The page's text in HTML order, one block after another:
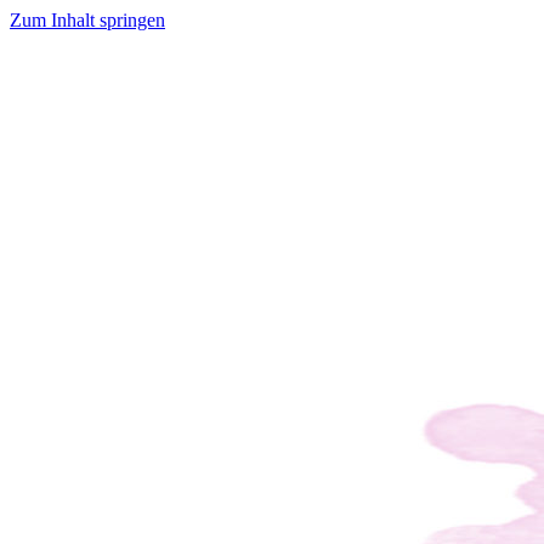
Zum Inhalt springen